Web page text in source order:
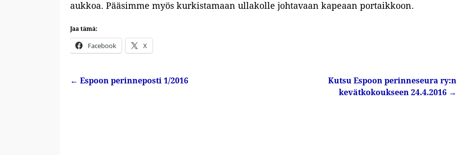
aukkoa. Pääsimme myös kurkistamaan ullakolle johtavaan kapeaan portaikkoon.
Jaa tämä:
Facebook X
← Espoon perinneposti 1/2016
Kutsu Espoon perinneseura ry:n
kevätkokoukseen 24.4.2016 →